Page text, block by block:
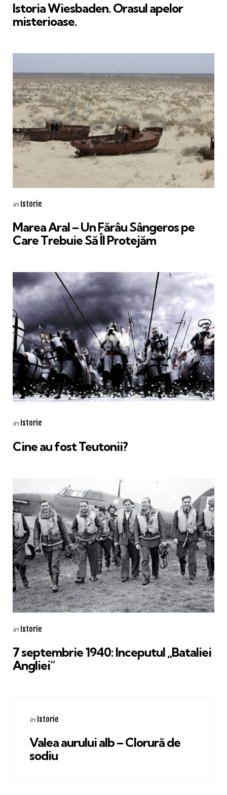
Istoria Wiesbaden. Orasul apelor
misterioase.
Categories
Posted
in Istorie
Marea Aral – Un Fărâu Sângeros pe
Care Trebuie Să Îl Protejăm
Categories
Posted
in Istorie
Cine au fost Teutonii?
Categories
Posted
in Istorie
7 septembrie 1940: Inceputul „Bataliei
Angliei”
Categories
Posted
in Istorie
Valea aurului alb – Clorură de
sodiu